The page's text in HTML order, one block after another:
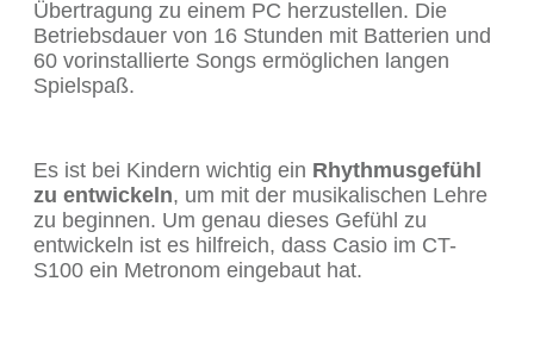
Übertragung zu einem PC herzustellen. Die
Betriebsdauer von 16 Stunden mit Batterien und
60 vorinstallierte Songs ermöglichen langen
Spielspaß.
Es ist bei Kindern wichtig ein Rhythmusgefühl
zu entwickeln, um mit der musikalischen Lehre
zu beginnen. Um genau dieses Gefühl zu
entwickeln ist es hilfreich, dass Casio im CT-
S100 ein Metronom eingebaut hat.